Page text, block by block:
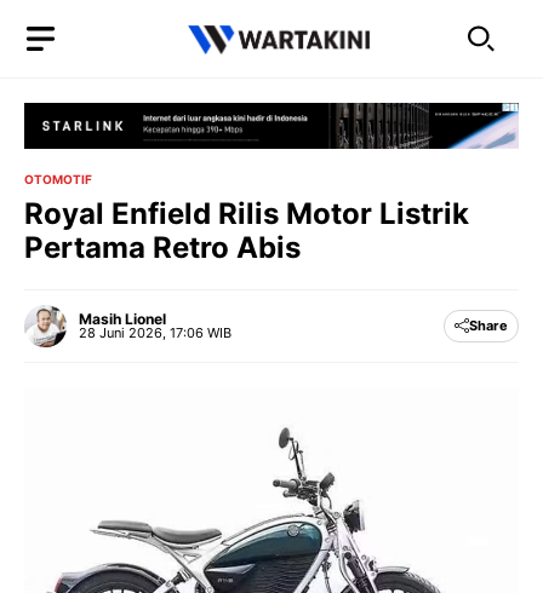
OTOMOTIF
Royal Enfield Rilis Motor Listrik
Pertama Retro Abis
Masih Lionel
28 Juni 2026, 17:06 WIB Share